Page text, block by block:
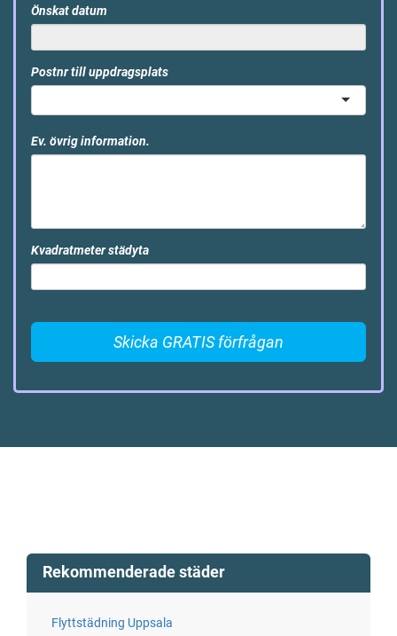
Önskat datum
Postnr till uppdragsplats
Ev. övrig information.
Kvadratmeter städyta
Skicka GRATIS förfrågan
Rekommenderade städer
Flyttstädning Uppsala